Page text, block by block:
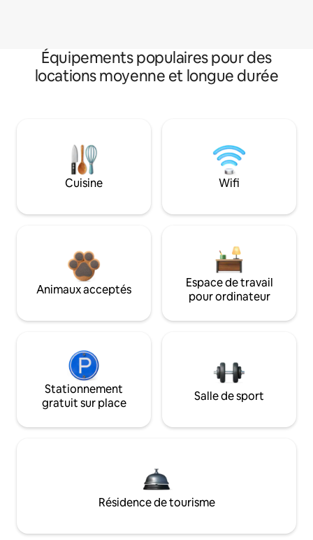
Équipements populaires pour des
locations moyenne et longue durée
Cuisine Wifi
Animaux acceptés
Espace de travail
pour ordinateur
Stationnement
gratuit sur place
Salle de sport
Résidence de tourisme